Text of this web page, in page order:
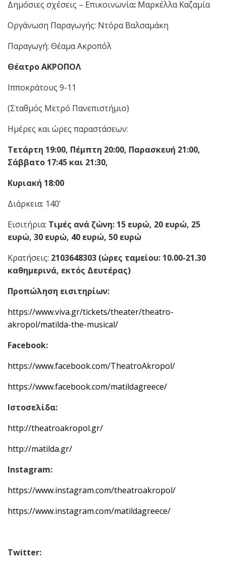
Δημόσιες σχέσεις – Επικοινωνία: Μαρκέλλα Καζαμία
Οργάνωση Παραγωγής: Ντόρα Βαλσαμάκη
Παραγωγή: Θέαμα Ακροπόλ
Θέατρο ΑΚΡΟΠΟΛ
Ιπποκράτους 9-11
(Σταθμός Μετρό Πανεπιστήμιο)
Ημέρες και ώρες παραστάσεων:
Τετάρτη 19:00, Πέμπτη 20:00, Παρασκευή 21:00,
Σάββατο 17:45 και 21:30,
Κυριακή 18:00
Διάρκεια: 140’
Εισιτήρια: Τιμές ανά ζώνη: 15 ευρώ, 20 ευρώ, 25
ευρώ, 30 ευρώ, 40 ευρώ, 50 ευρώ
Κρατήσεις: 2103648303 (ώρες ταμείου: 10.00-21.30
καθημερινά, εκτός Δευτέρας)
Προπώληση εισιτηρίων:
https://www.viva.gr/tickets/theater/theatro-
akropol/matilda-the-musical/
Facebook:
https://www.facebook.com/TheatroAkropol/
https://www.facebook.com/matildagreece/
Ιστοσελίδα:
http://theatroakropol.gr/
http://matilda.gr/
Instagram:
https://www.instagram.com/theatroakropol/
https://www.instagram.com/matildagreece/
Twitter: